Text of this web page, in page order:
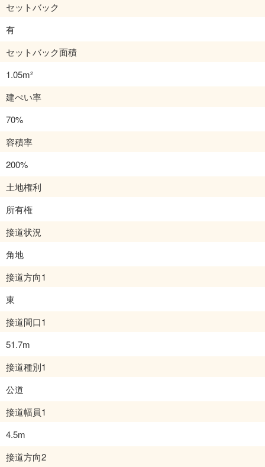
セットバック
有
セットバック面積
1.05m²
建ぺい率
70%
容積率
200%
土地権利
所有権
接道状況
角地
接道方向1
東
接道間口1
51.7m
接道種別1
公道
接道幅員1
4.5m
接道方向2